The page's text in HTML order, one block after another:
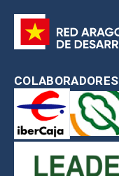
COLABORADORES